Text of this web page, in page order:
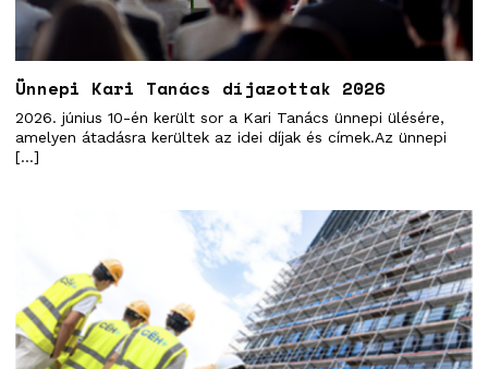
Ünnepi Kari Tanács díjazottak 2026
2026. június 10-én került sor a Kari Tanács ünnepi ülésére,
amelyen átadásra kerültek az idei díjak és címek.Az ünnepi
[…]